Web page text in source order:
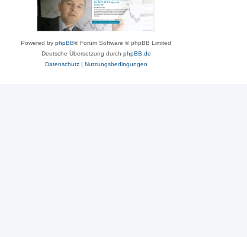
Powered by phpBB® Forum Software © phpBB Limited
Deutsche Übersetzung durch phpBB.de
Datenschutz| Nutzungsbedingungen